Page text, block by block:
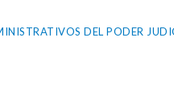
DEL PODER